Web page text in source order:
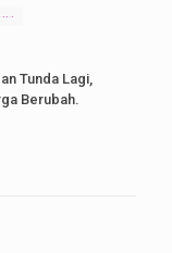
Tunda Lagi,
Berubah.